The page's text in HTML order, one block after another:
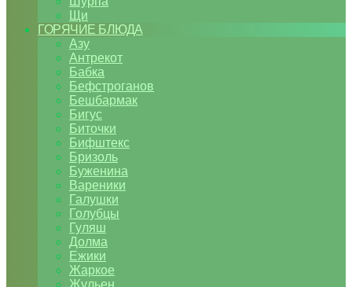
Щи
ГОРЯЧИЕ БЛЮДА
Азу
Антрекот
Бабка
Бефстроганов
Бешбармак
Бигус
Биточки
Бифштекс
Бризоль
Буженина
Вареники
Галушки
Голубцы
Гуляш
Долма
Ежики
Жаркое
Жульен